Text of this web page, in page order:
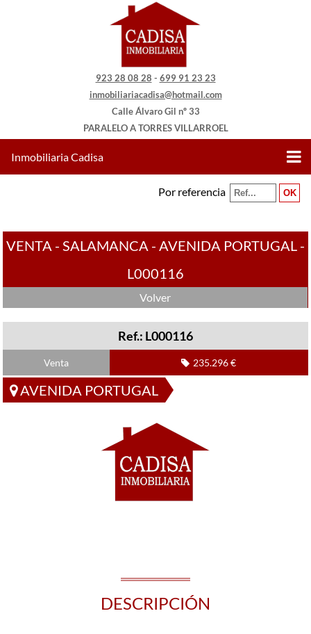
923 28 08 28 - 699 91 23 23
inmobiliariacadisa@hotmail.com
Calle Álvaro Gil nº 33
PARALELO A TORRES VILLARROEL
Inmobiliaria Cadisa
Por referencia
VENTA - SALAMANCA - AVENIDA PORTUGAL -
L000116
Volver
Ref.: L000116
Venta 235.296 €
AVENIDA PORTUGAL
DESCRIPCIÓN